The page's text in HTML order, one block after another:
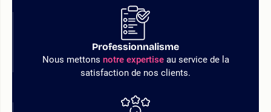
Professionnalisme
Nous mettons notre expertiseau service de la
satisfaction de nos clients.